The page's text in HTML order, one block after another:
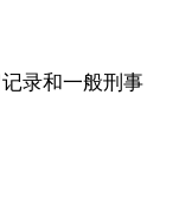
录和一般刑事